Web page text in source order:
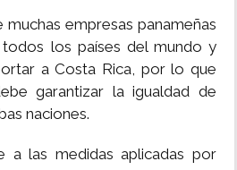
muchas empresas panameñas
los países del mundo y
a Costa Rica, por lo que
garantizar la igualdad de
naciones.
a las medidas aplicadas por